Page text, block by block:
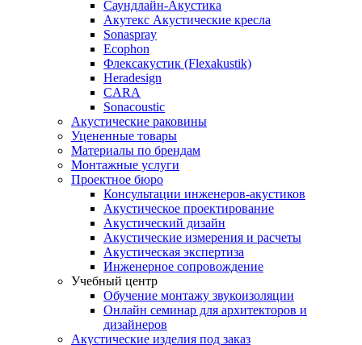
Саундлайн-Акустика
Акутекс Акустические кресла
Sonaspray
Ecophon
Флексакустик (Flexakustik)
Heradesign
CARA
Sonacoustic
Акустические раковины
Уцененные товары
Материалы по брендам
Монтажные услуги
Проектное бюро
Консультации инженеров-акустиков
Акустическое проектирование
Акустический дизайн
Акустические измерения и расчеты
Акустическая экспертиза
Инженерное сопровождение
Учебный центр
Обучение монтажу звукоизоляции
Онлайн семинар для архитекторов и
дизайнеров
Акустические изделия под заказ